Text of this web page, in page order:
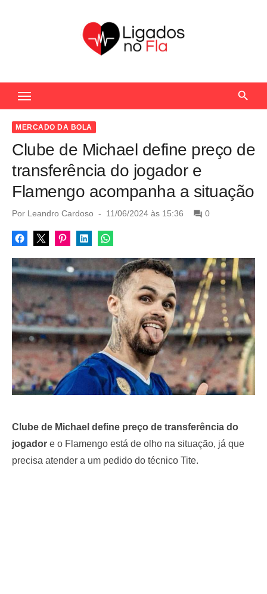
c
MERCADO DA BOLA
Clube de Michael define preço de
transferência do jogador e
Flamengo acompanha a situação
Por Leandro Cardoso
P
s
t
d
o
n
11/06/2024 às 15:36 0
Clube de Michael define preço de transferência do
jogador e o Flamengo está de olho na situação, já que
precisa atender a um pedido do técnico Tite.